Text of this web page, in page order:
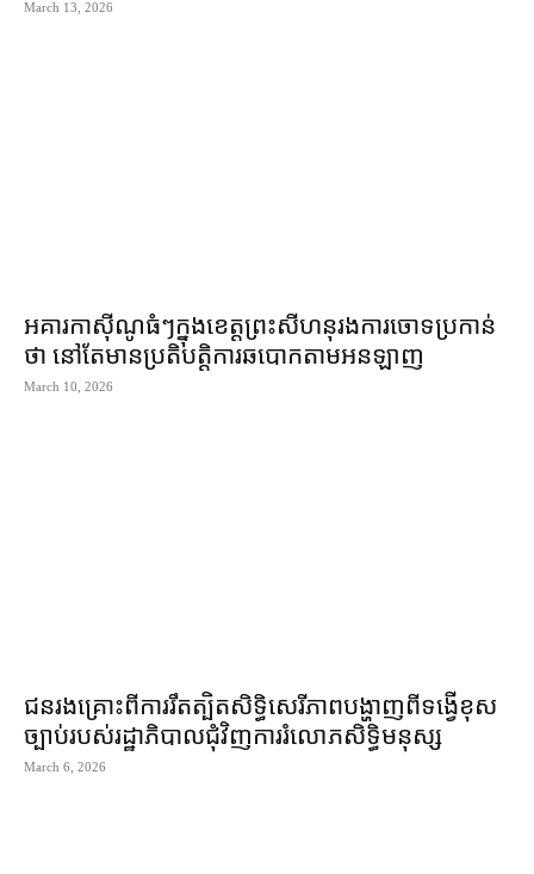
March 13, 2026
អគារ​កាស៊ីណូ​ធំៗ​ក្នុង​ខេត្ត​ព្រះសីហនុ​រង​ការ​ចោទប្រកាន់​
ថា នៅតែ​មាន​ប្រតិបត្តិការ​ឆបោក​តាម​អនឡាញ
March 10, 2026
ជនរងគ្រោះ​ពី​ការ​រឹតត្បិត​សិទ្ធិ​សេរីភាព​បង្ហាញ​ពី​ទង្វើ​ខុស
ច្បាប់របស់​រដ្ឋាភិបាល​ជុំវិញ​ការ​រំលោភ​សិទ្ធិមនុស្ស
March 6, 2026